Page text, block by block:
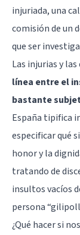
injuriada, una
comisión de un
que ser
Las injurias y
línea entre el
bastante
España tipifica
especificar qué
honor y la
tratando de
insultos vacíos
persona
¿Qué hacer si